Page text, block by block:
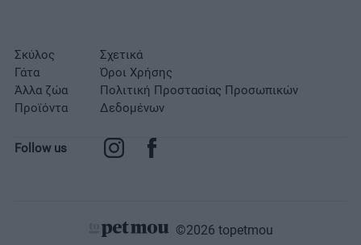
Σκύλος
Γάτα
Άλλα ζώα
Προϊόντα
Σχετικά
Όροι Χρήσης
Πολιτική Προστασίας Προσωπικών
Δεδομένων
Follow us
©2026 topetmou